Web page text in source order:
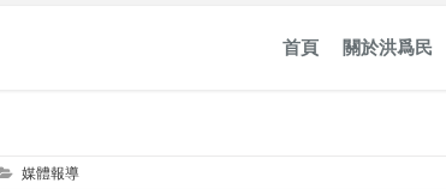
首頁 關於洪爲民
媒體報導